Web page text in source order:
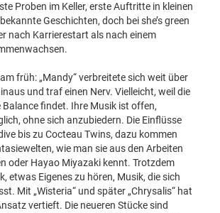
Proben im Keller, erste Auftritte in kleinen
Geschichten, doch bei she’s green
nach Karrierestart als nach einem
früh: „Mandy“ verbreitete sich weit über
und traf einen Nerv. Vielleicht, weil die
Balance findet. Ihre Musik ist offen,
ohne sich anzubiedern. Die Einflüsse
bis zu Cocteau Twins, dazu kommen
wie man sie aus den Arbeiten
oder Hayao Miyazaki kennt. Trotzdem
etwas Eigenes zu hören, Musik, die sich
Mit „Wisteria“ und später „Chrysalis“ hat
vertieft. Die neueren Stücke sind